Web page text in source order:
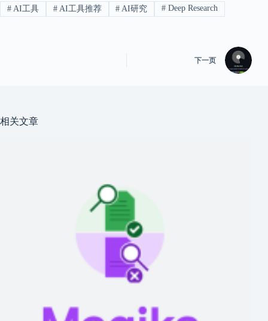
#AI工具 #AI工具推荐 # AI研究 # Deep Research
下一页
相关文章